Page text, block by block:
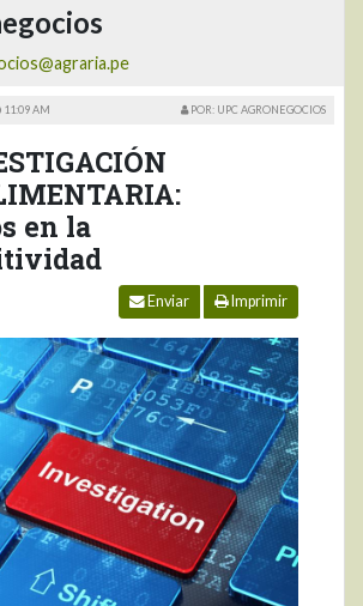
11:09 AM POR: UPC AGRONEGOCIOS
en la
Enviar Imprimir